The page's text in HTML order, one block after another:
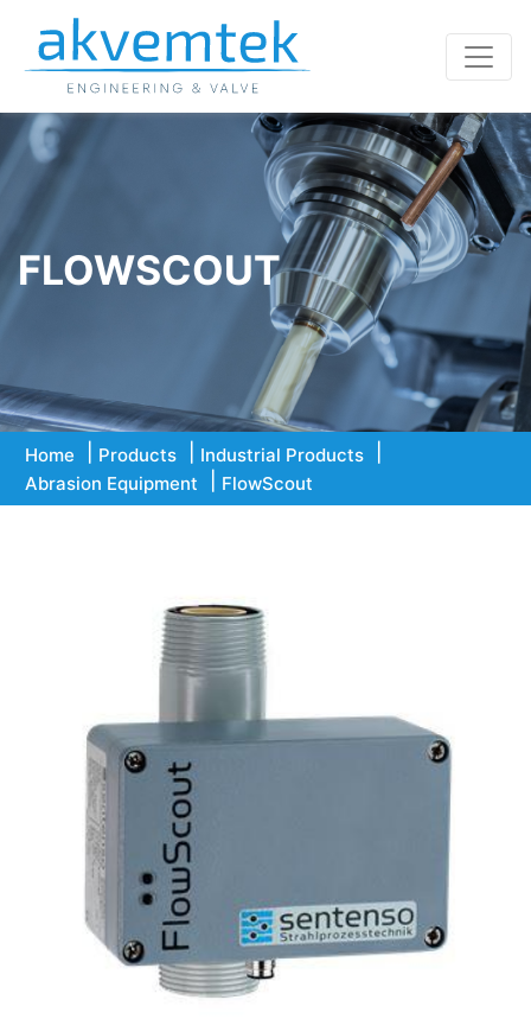
FLOWSCOUT
Home Products
Industrial Products
Abrasion Equipment
FlowScout
Previous